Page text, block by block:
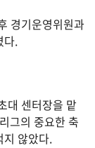
경기운영위원과
다.
대 센터장을 맡
그의 중요한 축
지 않았다.